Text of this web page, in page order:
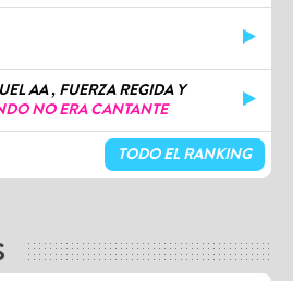
AA , FUERZA REGIDA Y
NO ERA CANTANTE
TODO EL RANKING
Bacilos llega a Lima para poner a